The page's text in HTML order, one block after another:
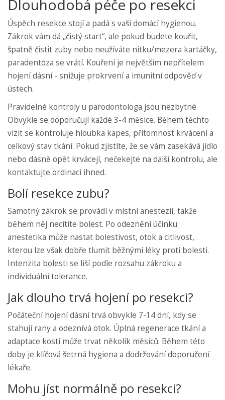
Dlouhodobá péče po resekci
Úspěch resekce stojí a padá s vaší domácí hygienou.
Zákrok vám dá „čistý start“, ale pokud budete kouřit,
špatně čistit zuby nebo neužíváte nitku/mezera kartáčky,
paradentóza se vrátí. Kouření je největším nepřítelem
hojení dásní - snižuje prokrvení a imunitní odpověď v
ústech.
Pravidelné kontroly u parodontologa jsou nezbytné.
Obvykle se doporučují každé 3-4 měsíce. Během těchto
vizit se kontroluje hloubka kapes, přítomnost krvácení a
celkový stav tkání. Pokud zjistíte, že se vám zasekává jídlo
nebo dásně opět krvácejí, nečekejte na další kontrolu, ale
kontaktujte ordinaci ihned.
Bolí resekce zubu?
Samotný zákrok se provádí v místní anestezii, takže
během něj necítíte bolest. Po odeznění účinku
anestetika může nastat bolestivost, otok a citlivost,
kterou lze však dobře tlumit běžnými léky proti bolesti.
Intenzita bolesti se liší podle rozsahu zákroku a
individuální tolerance.
Jak dlouho trvá hojení po resekci?
Počáteční hojení dásní trvá obvykle 7-14 dní, kdy se
stahují rany a odeznívá otok. Úplná regenerace tkání a
adaptace kosti může trvat několik měsíců. Během této
doby je klíčová šetrná hygiena a dodržování doporučení
lékaře.
Mohu jíst normálně po resekci?